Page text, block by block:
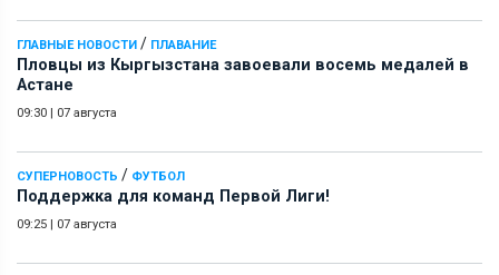
ГЛАВНЫЕ НОВОСТИ / ПЛАВАНИЕ
Пловцы из Кыргызстана завоевали восемь медалей в
Астане
09:30 | 07 августа
СУПЕРНОВОСТЬ / ФУТБОЛ
Поддержка для команд Первой Лиги!
09:25 | 07 августа